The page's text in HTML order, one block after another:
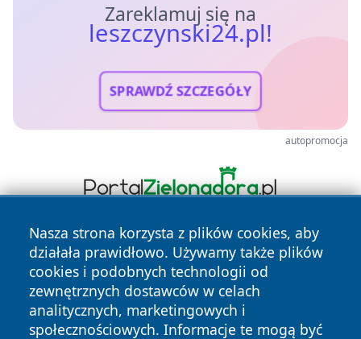
Zareklamuj się na
leszczynski24.pl!
SPRAWDŹ SZCZEGÓŁY
autopromocja
Nasza strona korzysta z plików cookies, aby
działała prawidłowo. Używamy także plików
cookies i podobnych technologii od
zewnętrznych dostawców w celach
analitycznych, marketingowych i
społecznościowych. Informacje te mogą być
Copyright © 2026 leszczynski24.pl Wszystkie prawa